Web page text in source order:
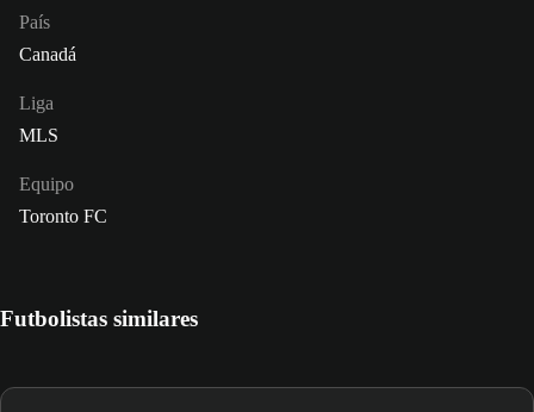
País
Canadá
Liga
MLS
Equipo
Toronto FC
Futbolistas similares